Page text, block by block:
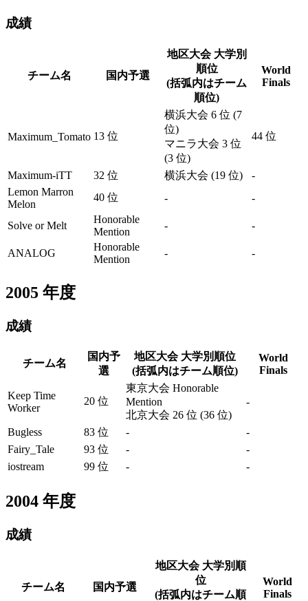
成績
チーム名 国内予選
地区大会 大学別
順位
(括弧内はチーム
順位)
World
Finals
Maximum_Tomato 13 位
横浜大会 6 位 (7
位)
マニラ大会 3 位
(3 位)
44 位
Maximum-iTT 32 位 横浜大会 (19 位)
-
Lemon Marron
Melon
40 位 - -
Solve or Melt
Honorable
Mention
- -
ANALOG
Honorable
Mention
- -
2005 年度
成績
チーム名
国内予
選
地区大会 大学別順位
(括弧内はチーム順位)
World
Finals
Keep Time
Worker
20 位
東京大会 Honorable
Mention
北京大会 26 位 (36 位)
-
Bugless 83 位 -
-
Fairy_Tale
93 位 -
-
iostream
99 位 - -
2004 年度
成績
チーム名 国内予選
地区大会 大学別順
位
(括弧内はチーム順
World
Finals